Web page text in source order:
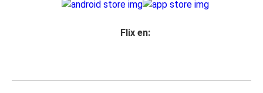
Flix en: